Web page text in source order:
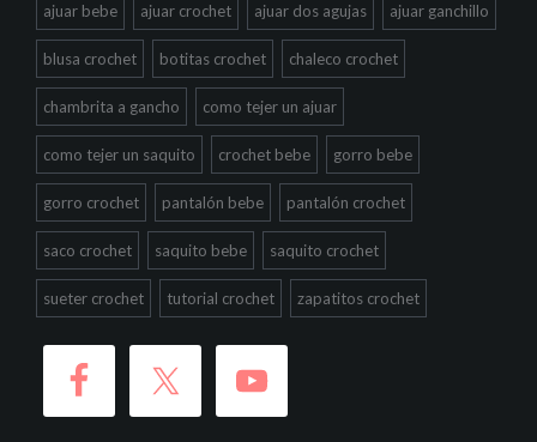
ajuar bebe ajuar crochet ajuar dos agujas ajuar ganchillo
blusa crochet botitas crochet chaleco crochet
chambrita a gancho como tejer un ajuar
como tejer un saquito crochet bebe gorro bebe
gorro crochet pantalón bebe pantalón crochet
saco crochet saquito bebe saquito crochet
sueter crochet tutorial crochet zapatitos crochet